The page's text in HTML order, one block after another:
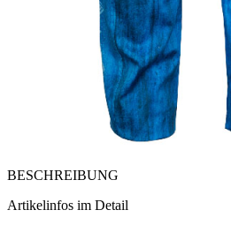
BESCHREIBUNG
Artikelinfos im Detail